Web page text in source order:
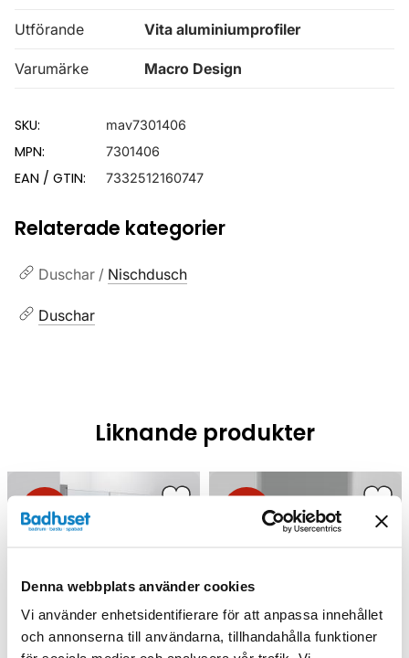
Denna webbplats använder cookies
Vi använder enhetsidentifierare för att anpassa innehållet
och annonserna till användarna, tillhandahålla funktioner
Utförande Vita aluminiumprofiler
Varumärke Macro Design
SKU: mav7301406
MPN: 7301406
EAN / GTIN: 7332512160747
Relaterade kategorier
Duschar / Nischdusch
Duschar
Liknande produkter
Kampanj Kampanj